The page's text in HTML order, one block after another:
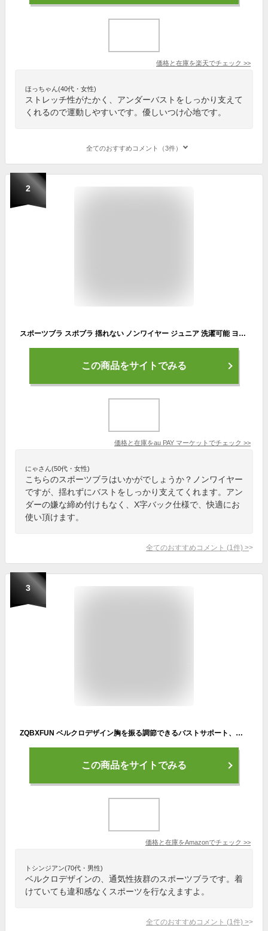
価格と在庫を楽天でチェック >>
ほっちゃん(40代・女性)
ストレッチ性がたかく、アンダーバストをしっかり支えて
くれるので運動しやすいです。優しいつけ心地です。
全てのおすすめコメント（3件）
2
スポーツブラ スポブラ 揺れない ノンワイヤー ジュニア 洗濯可能 ヨガ ジム エクササイズ X字バック仕様 カップ付き
この商品をサイトでみる
価格と在庫をau PAY マーケット でチェック >>
にゃさん(50代・女性)
こちらのスポーツブラはいかがでしょうか？ノンワイヤー
ですが、揺れずにバストをしっかり支えてくれます。アン
ダーの嫌な締め付けもなく、X字バック仕様で、快適にお
使い頂けます。
全てのおすすめコメント (1 件) >
3
ZQBXFUN ベルクロデザイン胸を振る調節できるバストサポート、通気性なバンド式スポーツブラ(ベージュ-M)
この商品をサイトでみる
価格と在庫をAmazonでチェック >>
トシンジアン(70代・男性)
ベルクロデザインの、通気性抜群のスポーツブラです。着
けていても違和感なくスポーツを行なえますよ。
全てのおすすめコメント (1 件) >